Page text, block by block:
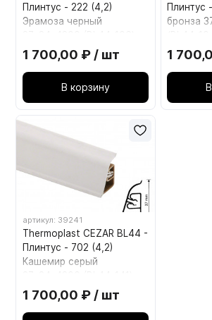
Плинтус - 222 (4,2)
Эрамоза черный
1 700,00 ₽ / шт
В корзину
Плинтус
бронза
1
артикул: 39241
Thermoplast CEZAR BL44 -
Плинтус - 702 (4,2)
Кашемир серый
1 700,00 ₽ / шт